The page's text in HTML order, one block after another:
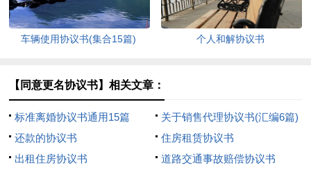
车辆使用协议书(集合15篇) 个人和解协议书
【同意更名协议书】相关文章：
标准离婚协议书通用15篇
关于销售代理协议书(汇编6篇)
还款的协议书
住房租赁协议书
出租住房协议书
道路交通事故赔偿协议书